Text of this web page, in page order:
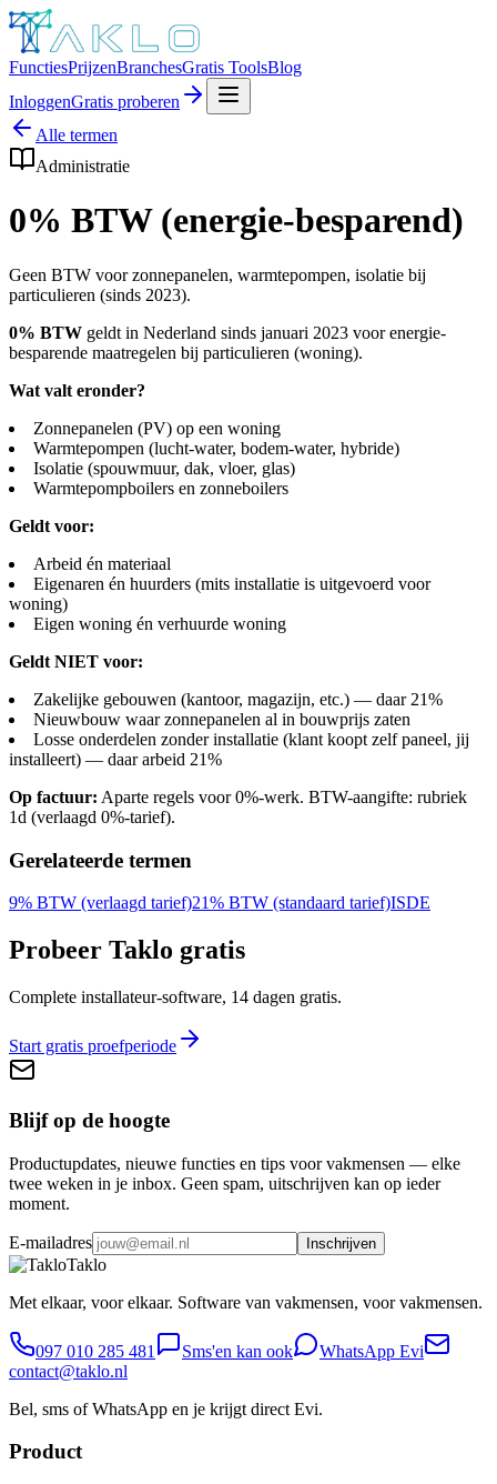
FunctiesPrijzenBranchesGratis ToolsBlog
InloggenGratis proberen
Alle termen
Administratie
0% BTW (energie-besparend)
Geen BTW voor zonnepanelen, warmtepompen, isolatie bij
particulieren (sinds 2023).
0% BTW geldt in Nederland sinds januari 2023 voor energie-
besparende maatregelen bij particulieren (woning).
Wat valt eronder?
Zonnepanelen (PV) op een woning
Warmtepompen (lucht-water, bodem-water, hybride)
Isolatie (spouwmuur, dak, vloer, glas)
Warmtepompboilers en zonneboilers
Geldt voor:
Arbeid én materiaal
Eigenaren én huurders (mits installatie is uitgevoerd voor
woning)
Eigen woning én verhuurde woning
Geldt NIET voor:
Zakelijke gebouwen (kantoor, magazijn, etc.) — daar 21%
Nieuwbouw waar zonnepanelen al in bouwprijs zaten
Losse onderdelen zonder installatie (klant koopt zelf paneel, jij
installeert) — daar arbeid 21%
Op factuur: Aparte regels voor 0%-werk. BTW-aangifte: rubriek
1d (verlaagd 0%-tarief).
Gerelateerde termen
9% BTW (verlaagd tarief)21% BTW (standaard tarief)ISDE
Probeer Taklo gratis
Complete installateur-software, 14 dagen gratis.
Start gratis proefperiode
Blijf op de hoogte
Productupdates, nieuwe functies en tips voor vakmensen — elke
twee weken in je inbox. Geen spam, uitschrijven kan op ieder
moment.
E-mailadres Inschrijven
Taklo
Met elkaar, voor elkaar. Software van vakmensen, voor vakmensen.
097 010 285 481 Sms'en kan ook
WhatsApp Evi
contact@taklo.nl
Bel, sms of WhatsApp en je krijgt direct Evi.
Product